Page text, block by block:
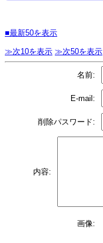
■最新50を表示
≫次10を表示 ≫次50を表示
名前:
E-mail:
削除パスワード:
内容:
画像: